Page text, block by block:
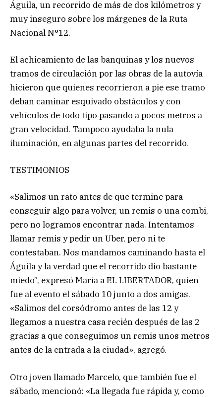
Águila, un recorrido de más de dos kilómetros y
muy inseguro sobre los márgenes de la Ruta
Nacional N°12.
El achicamiento de las banquinas y los nuevos
tramos de circulación por las obras de la autovía
hicieron que quienes recorrieron a pie ese tramo
deban caminar esquivado obstáculos y con
vehículos de todo tipo pasando a pocos metros a
gran velocidad. Tampoco ayudaba la nula
iluminación, en algunas partes del recorrido.
TESTIMONIOS
«Salimos un rato antes de que termine para
conseguir algo para volver, un remis o una combi,
pero no logramos encontrar nada. Intentamos
llamar remis y pedir un Uber, pero ni te
contestaban. Nos mandamos caminando hasta el
Águila y la verdad que el recorrido dio bastante
miedo”, expresó María a EL LIBERTADOR, quien
fue al evento el sábado 10 junto a dos amigas.
«Salimos del corsódromo antes de las 12 y
llegamos a nuestra casa recién después de las 2
gracias a que conseguimos un remis unos metros
antes de la entrada a la ciudad», agregó.
Otro joven llamado Marcelo, que también fue el
sábado, mencionó: «La llegada fue rápida y, como